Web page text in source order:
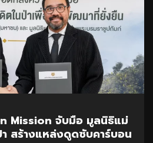
Mission จับมือ มูลนิธิแม่
สร้างแหล่งดูดซับคาร์บอน